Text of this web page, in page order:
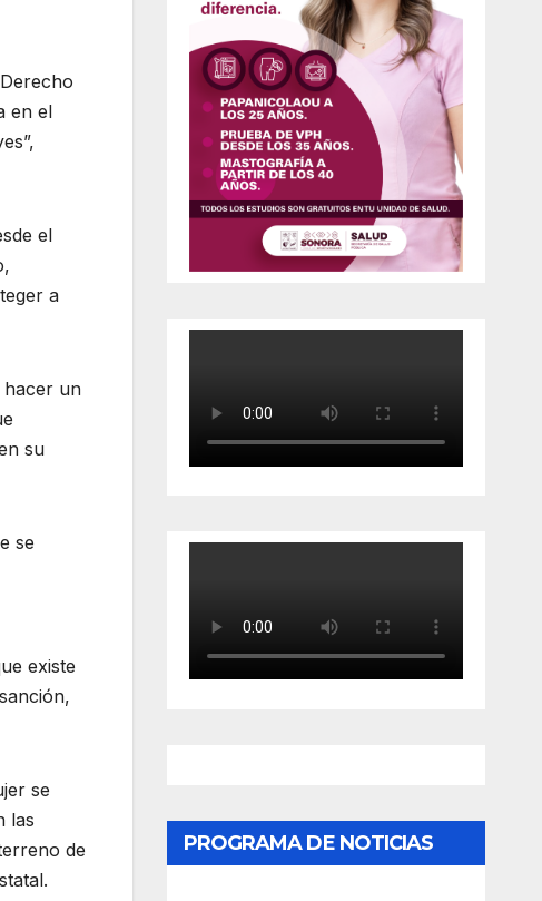
en el
el
a
hacer un
su
se
existe
se
las
de
PROGRAMA DE NOTICIAS